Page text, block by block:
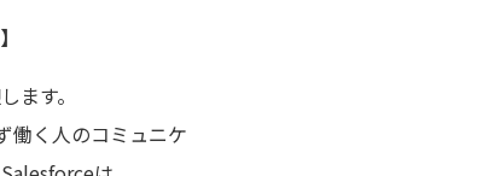
ます。
働く人のコミュニケ